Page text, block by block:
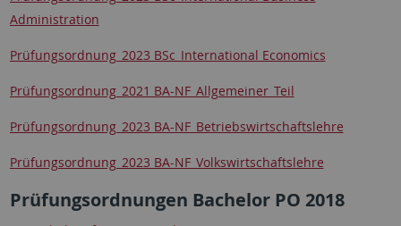
Administration
Prüfungsordnung_2023 BSc_International Economics
Prüfungsordnung_2021 BA-NF_Allgemeiner_Teil
Prüfungsordnung_2023 BA-NF_Betriebswirtschaftslehre
Prüfungsordnung_2023 BA-NF_Volkswirtschaftslehre
Prüfungsordnungen Bachelor PO 2018